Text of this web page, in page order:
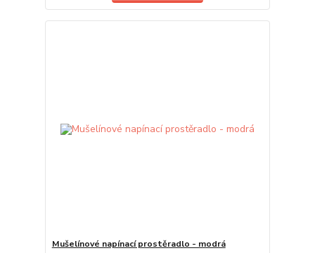
Mušelínové napínací prostěradlo - modrá